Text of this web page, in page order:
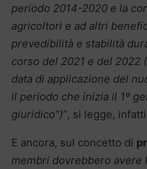
periodo 2014-2020 e la
agricoltori e ad altri
prevedibilità e stabilità
corso del 2021 e del 2022
data di applicazione del
il periodo che inizia il 1º
giuridico”)”, si legge,
E ancora, sul concetto di
membri dovrebbero